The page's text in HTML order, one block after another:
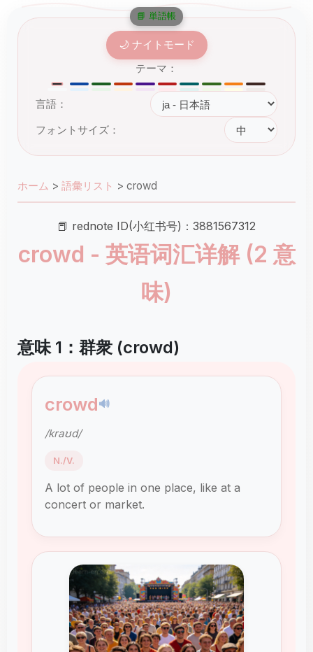
🌙 ナイトモード
テーマ：
言語：
フォントサイズ：
ホーム > 語彙リスト > crowd
📕 rednote ID(小红书号)：3881567312
crowd - 英语词汇详解 (2 意
味)
意味 1：群衆 (crowd)
crowd🔊
/kraʊd/
N./V.
A lot of people in one place, like at a
concert or market.
📘 単語帳